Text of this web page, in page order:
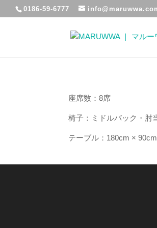
0186-59-6777
座席数：8席
椅子：ミドルバック・肘
テーブル：180cm ×